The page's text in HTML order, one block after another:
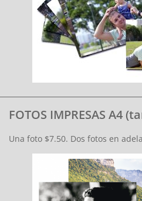
FOTOS IMPRESAS A4
Una foto $7.50. Dos fotos en